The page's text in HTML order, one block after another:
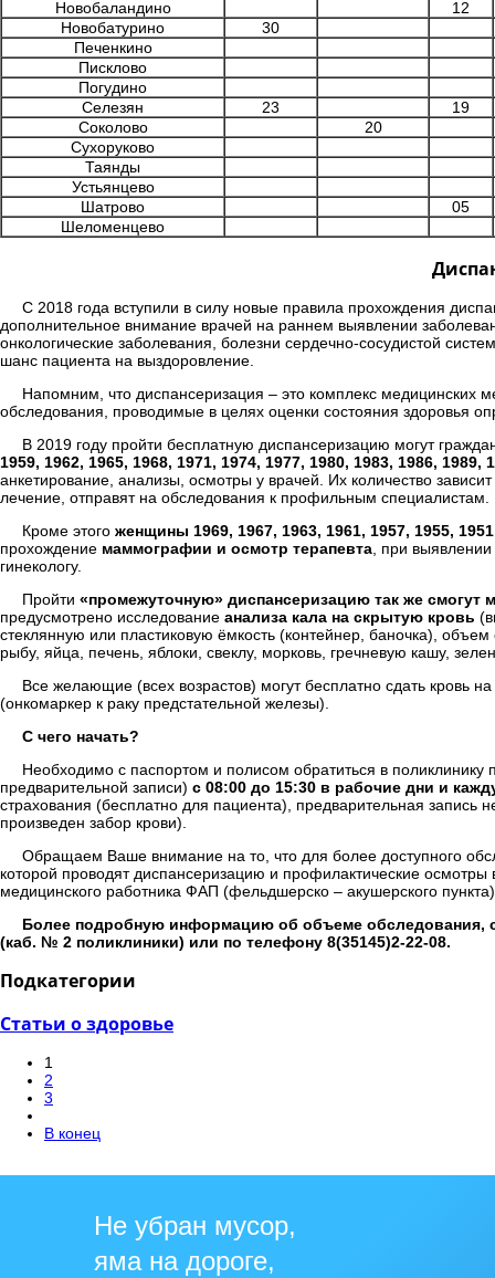
Новобаландино
12
Новобатурино
30
Печенкино
Писклово
Погудино
Селезян
23
19
Соколово
20
Сухоруково
Таянды
Устьянцево
Шатрово
05
Шеломенцево
С 2018 года вступили в силу новые правила прохождения
дополнительное внимание врачей на раннем выявлении
онкологические заболевания, болезни сердечно-сосудистой
шанс пациента на выздоровление.
Напомним, что диспансеризация – это комплекс
обследования, проводимые в целях оценки состояния здоровья
В 2019 году пройти бесплатную диспансеризацию могут
1959, 1962, 1965, 1968, 1971, 1974, 1977, 1980, 1983, 1986, 1989,
анкетирование, анализы, осмотры у врачей. Их количество
лечение, отправят на обследования к профильным специалистам.
Кроме этого женщины 1969, 1967, 1963, 1961, 1957, 1955, 1951
прохождение маммографии и осмотр терапевта , при
гинекологу.
Пройти «промежуточную» диспансеризацию так же смогут
предусмотрено исследование анализа кала на скрытую кровь
стеклянную или пластиковую ёмкость (контейнер, баночка),
рыбу, яйца, печень, яблоки, свеклу, морковь, гречневую кашу,
Все желающие (всех возрастов) могут бесплатно сдать
(онкомаркер к раку предстательной железы).
С чего начать?
Необходимо с паспортом и полисом обратиться в поликлинику
предварительной записи) с 08:00 до 15:30 в рабочие дни и
страхования (бесплатно для пациента), предварительная
произведен забор крови).
Обращаем Ваше внимание на то, что для более доступного
которой проводят диспансеризацию и профилактические
медицинского работника ФАП (фельдшерско – акушерского
Более подробную информацию об объеме обследования,
(каб. № 2 поликлиники) или по телефону 8(35145)2-22-08.
Подкатегории
Статьи о здоровье
1
2
3
В конец
Не убран мусор,
яма на дороге,